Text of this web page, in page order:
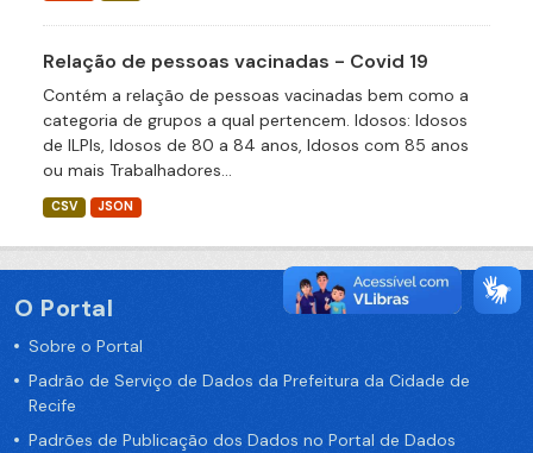
Relação de pessoas vacinadas - Covid 19
Contém a relação de pessoas vacinadas bem como a
categoria de grupos a qual pertencem. Idosos: Idosos
de ILPIs, Idosos de 80 a 84 anos, Idosos com 85 anos
ou mais Trabalhadores...
CSV JSON
O Portal
Sobre o Portal
Padrão de Serviço de Dados da Prefeitura da Cidade de
Recife
Padrões de Publicação dos Dados no Portal de Dados